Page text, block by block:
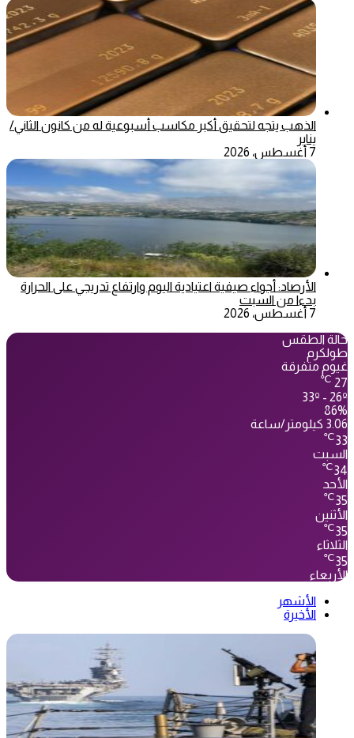
الذهب يتجه لتحقيق أكبر مكاسب أسبوعية له من كانون الثاني/
يناير
7 أغسطس، 2026
الأرصاد: أجواء صيفية اعتيادية اليوم وارتفاع تدريجي على الحرارة
بدءا من السبت
7 أغسطس، 2026
حالة الطقس
طولكرم
غيوم متفرقة
27
℃
33º - 26º
86%
3.06 كيلومتر/ساعة
33
℃
السبت
34
℃
الأحد
35
℃
الأثنين
35
℃
الثلاثاء
35
℃
الأربعاء
الأشهر
الأخيرة